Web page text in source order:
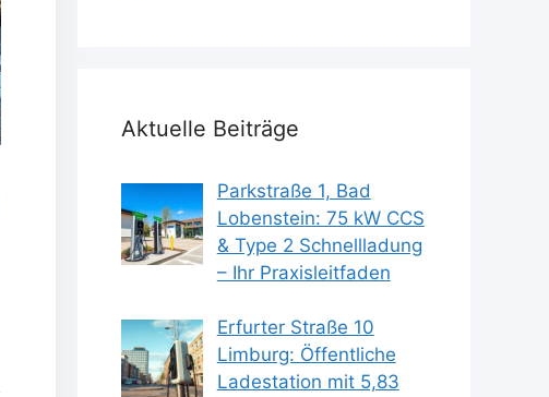
Aktuelle Beiträge
Parkstraße 1, Bad
Lobenstein: 75 kW CCS
& Type 2 Schnellladung
– Ihr Praxisleitfaden
Erfurter Straße 10
Limburg: Öffentliche
Ladestation mit 5,83